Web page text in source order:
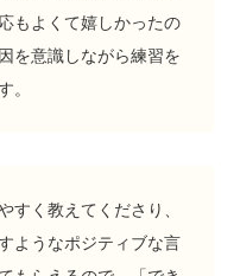
もよくて嬉しかったの
を意識しながら練習を
。
すく教えてくださり、
ようなポジティブな言